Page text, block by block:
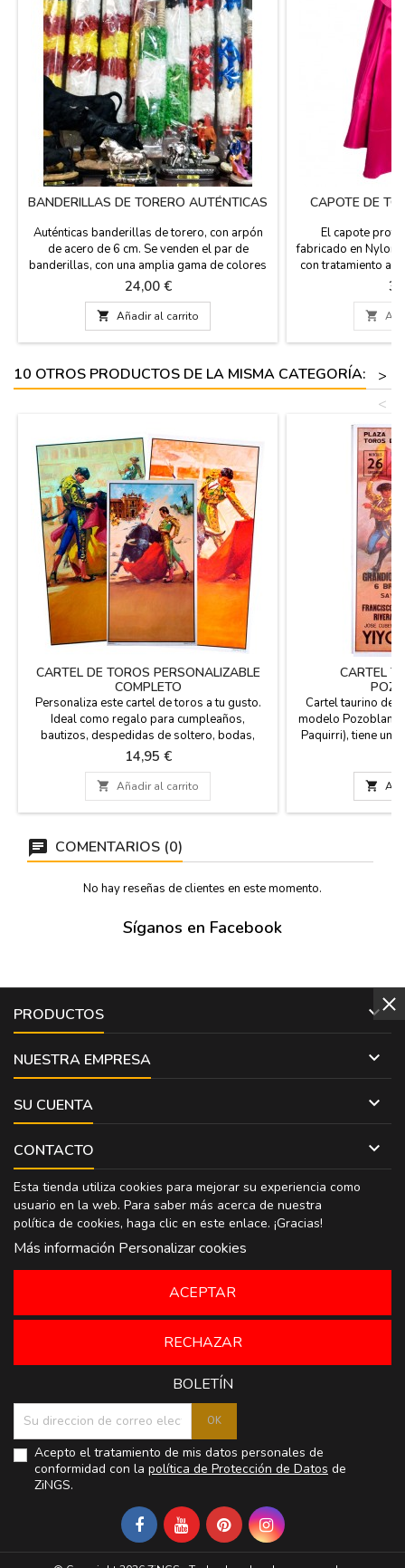
BANDERILLAS DE TORERO AUTÉNTICAS
Auténticas banderillas de torero, con arpón
de acero de 6 cm. Se venden el par de
banderillas, con una amplia gama de colores
que representan a las banderas de España,
Andalucía, Extremadura, Francia... Las
banderillas están hechas a mano y son de
madera forrada con papel, miden 65 cm de
largo.
Precio
24,00 €
 Añadir al carrito
CAPOTE DE
El capote
fabricado en Nylon
con tratamiento
forros en algodón
4 bordados en
de este capote
(modo seda)
color para que no

10 OTROS PRODUCTOS DE LA MISMA CATEGORÍA:
>
<
CARTEL DE TOROS PERSONALIZABLE
COMPLETO
Personaliza este cartel de toros a tu gusto.
Ideal como regalo para cumpleaños,
bautizos, despedidas de soltero, bodas,
jubilaciones, negocios... Puedes poner la
fecha, la hora, la ganadería y los nombres
que quieras. Articulo personalizado Medidas:
56 x 97 cm, papel de 80 gms. impreso en
plotter. Escribe los textos en "personaliza
Precio
14,95 €
 Añadir al carrito
CARTEL
Cartel taurino de
modelo
Paquirri), tiene
cartón rígido para
sin dañarse. Ideal

COMENTARIOS (0)
No hay reseñas de clientes en este momento.
Síganos en Facebook
PRODUCTOS 
NUESTRA EMPRESA 
SU CUENTA 
CONTACTO 
Esta tienda utiliza cookies para mejorar su experiencia como
usuario en la web. Para saber más acerca de nuestra
política de cookies, haga clic en este enlace. ¡Gracias!
Más información Personalizar cookies
RECHAZAR
ACEPTAR
BOLETÍN
Acepto el tratamiento de mis datos personales de
conformidad con la política de Protección de Datos de
ZiNGS.